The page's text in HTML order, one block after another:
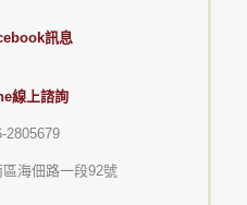
訊息
線上諮詢
2805679
海佃路一段92號